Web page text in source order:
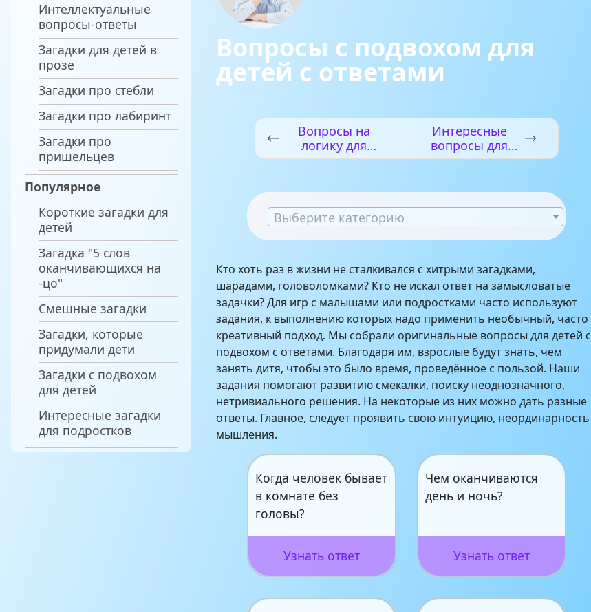
Интеллектуальные
вопросы-ответы
Загадки для детей в
прозе
Загадки про стебли
Загадки про лабиринт
Загадки про
пришельцев
Популярное
Короткие загадки для
детей
Загадка "5 слов
оканчивающихся на
-цо"
Смешные загадки
Загадки, которые
придумали дети
Загадки с подвохом
для детей
Интересные загадки
для подростков
Вопросы с подвохом для
детей с ответами
Вопросы на
логику для
детей с
Интересные
вопросы для
детей с
Выберите категорию
Кто хоть раз в жизни не сталкивался с хитрыми загадками,
шарадами, головоломками? Кто не искал ответ на замысловатые
задачки? Для игр с малышами или подростками часто используют
задания, к выполнению которых надо применить необычный, часто
креативный подход. Мы собрали оригинальные вопросы для детей с
подвохом с ответами. Благодаря им, взрослые будут знать, чем
занять дитя, чтобы это было время, проведённое с пользой. Наши
задания помогают развитию смекалки, поиску неоднозначного,
нетривиального решения. На некоторые из них можно дать разные
ответы. Главное, следует проявить свою интуицию, неординарность
мышления.
Когда человек бывает
в комнате без
головы?
Узнать ответ
Чем оканчиваются
день и ночь?
Узнать ответ